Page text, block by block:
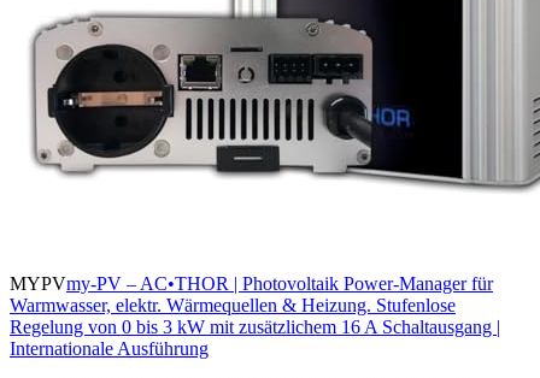
MYPVmy-PV – AC•THOR | Photovoltaik Power-Manager für
Warmwasser, elektr. Wärmequellen & Heizung. Stufenlose
Regelung von 0 bis 3 kW mit zusätzlichem 16 A Schaltausgang |
Internationale Ausführung